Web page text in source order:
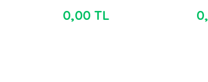
0,00 TL